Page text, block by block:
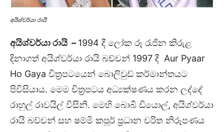
අයිශ්වර්යා රායි
අයිශ්වර්යා රායි – 1994 දී ලෝක රූ රැජින කිරුළ
දිනාගත් අයිශ්වර්යා රායි බච්චන් 1997 දී Aur Pyaar
Ho Gaya චිත්‍රපටයෙන් බොලිවුඩ් කර්මාන්තයට
පිවිසියාය. මෙම චිත්‍රපටය අධ්‍යක්ෂණය කරන ලද්දේ
රාහුල් රාවයිල් විසිනි. මෙහි බොබී ඩියොල්, අයිශ්වර්යා
රායි බච්චන් සහ ෂම්මි කපූර් ප්‍රධාන චරිත නිරූපණය